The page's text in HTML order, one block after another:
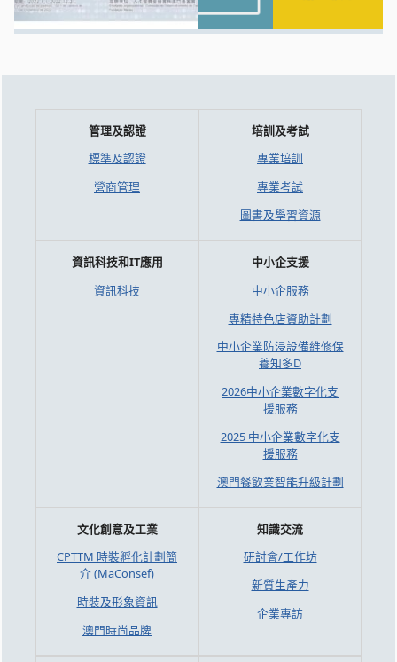
管理及認證
標準及認證
營商管理
培訓及考試
專業培訓
專業考試
圖書及學習資源
資訊科技和IT應用
資訊科技
中小企支援
中小企服務
專精特色店資助計劃
中小企業防浸設備維修保
養知多D
2026中小企業數字化支
援服務
2025 中小企業數字化支
援服務
澳門餐飲業智能升級計劃
文化創意及工業
CPTTM 時裝孵化計劃簡
介 (MaConsef)
時裝及形象資訊
澳門時尚品牌
知識交流
研討會/工作坊
新質生產力
企業專訪